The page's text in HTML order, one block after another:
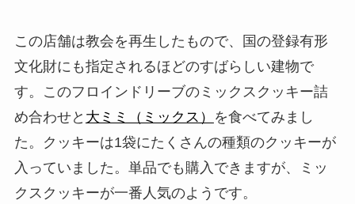
この店舗は教会を再生したもので、国の登録有形
文化財にも指定されるほどのすばらしい建物で
す。このフロインドリーブのミックスクッキー詰
め合わせと 大ミミ（ミックス）
を食べてみまし
た。クッキーは1袋にたくさんの種類のクッキーが
入っていました。単品でも購入できますが、ミッ
クスクッキーが一番人気のようです。